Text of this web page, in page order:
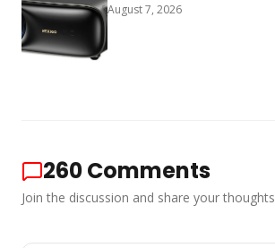
August 7, 2026
260Comments
Join the discussion and share your thoughts